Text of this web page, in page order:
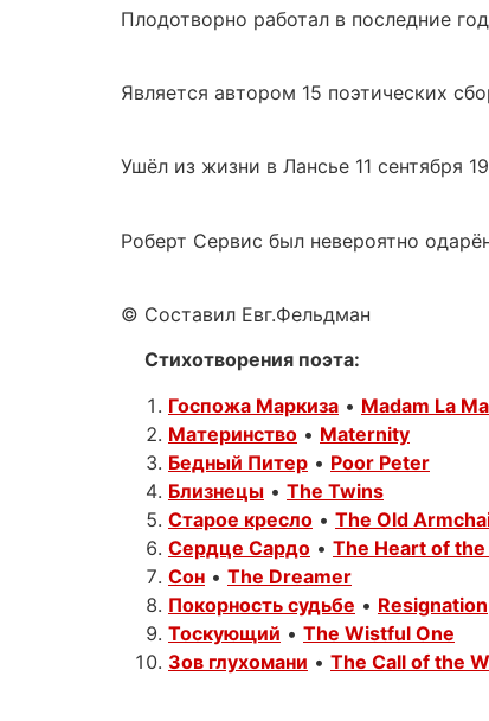
Плодотворно работал в последние
Является автором 15 поэтических
Ушёл из жизни в Лансье 11 сентября
Роберт Сервис был невероятно
© Составил Евг.Фельдман
Стихотворения поэта:
Госпожа Маркиза • Madam La
Материнство • Maternity
Бедный Питер • Poor Peter
Близнецы • The Twins
Старое кресло • The Old
Сердце Сардо • The Heart of
Сон • The Dreamer
Покорность судьбе • Resignation
Тоскующий • The Wistful One
Зов глухомани • The Call of the